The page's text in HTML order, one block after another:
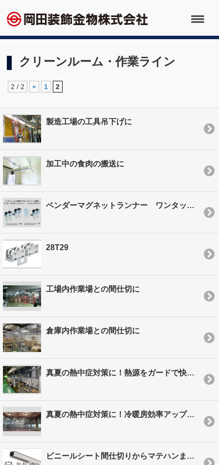
クリーンルーム・作業ライン
2 / 2 « 1 2
製造工場の工具吊下げに
加工中の食肉の搬送に
ベンダーマグネットランナー ワンタッチタイプ
28T29
工場内作業場との間仕切に
倉庫内作業場との間仕切に
真夏の熱中症対策に！熱源をガードで快適＆省エネ
真夏の熱中症対策に！冷暖房効率アップで快適＆省エネ
ビニールシート間仕切りからマテハンまで あらゆる用途に！